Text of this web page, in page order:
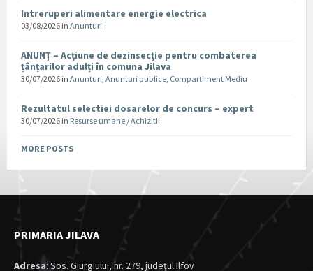
Intreruperi alimentare energie electrica
03/08/2026 in Anunturi
ANUNȚ – Acțiune de dezinsecție pentru combaterea
țânțarilor adulți în comuna Jilava
30/07/2026 in Anunturi, Anunturi publice, Compartiment Mediu
Rezultatul selectiei dosarelor de concurs – expert
30/07/2026 in Resurse umane / Achizitii
MORE POSTS
PRIMARIA JILAVA
Adresa: Sos. Giurgiului, nr. 279, judeţul Ilfov